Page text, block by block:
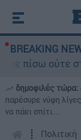
BREAKING
ούτε στον
δημοφιλές τώρα:
παρέσυρε νύφη
να πάει σπίτι...
┋ Πολιτική